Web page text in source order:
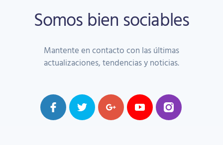
Somos bien sociables
Mantente en contacto con las últimas
actualizaciones, tendencias y noticias.